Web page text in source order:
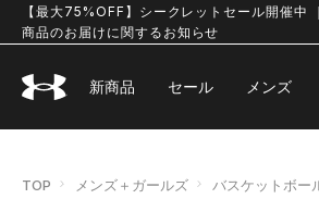
【最大75%OFF】シークレットセール開催中
商品のお届けに関するお知らせ
新商品 セール メンズ
TOP メンズ＋ガールズ バスケットボー